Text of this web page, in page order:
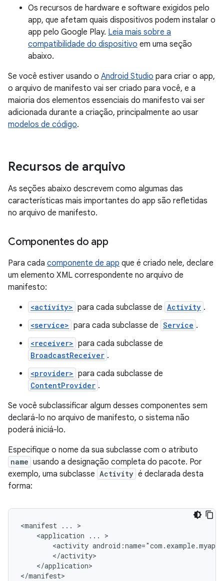
Os recursos de hardware e software exigidos pelo
app, que afetam quais dispositivos podem instalar o
app pelo Google Play. Leia mais sobre a
compatibilidade do dispositivo em uma seção
abaixo.
Se você estiver usando o Android Studio para criar o app,
o arquivo de manifesto vai ser criado para você, e a
maioria dos elementos essenciais do manifesto vai ser
adicionada durante a criação, principalmente ao usar
modelos de código.
Recursos de arquivo
As seções abaixo descrevem como algumas das
características mais importantes do app são refletidas
no arquivo de manifesto.
Componentes do app
Para cada componente de app que é criado nele, declare
um elemento XML correspondente no arquivo de
manifesto:
<activity> para cada subclasse de Activity .
<service> para cada subclasse de Service .
<receiver> para cada subclasse de
BroadcastReceiver .
<provider> para cada subclasse de
ContentProvider .
Se você subclassificar algum desses componentes sem
declará-lo no arquivo de manifesto, o sistema não
poderá iniciá-lo.
Especifique o nome da sua subclasse com o atributo
name usando a designação completa do pacote. Por
exemplo, uma subclasse Activity é declarada desta
forma:
<manifest ...
<application
...
<activity
</application>
</manifest>